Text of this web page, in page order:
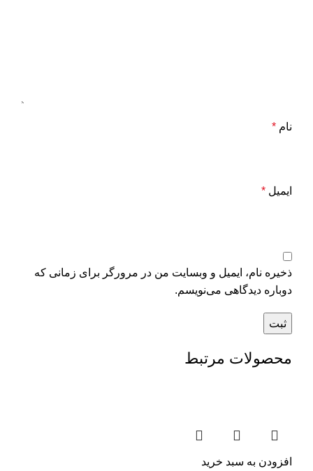
نام *
ایمیل *
ذخیره نام، ایمیل و وبسایت من در مرورگر برای زمانی که
دوباره دیدگاهی می‌نویسم.
محصولات مرتبط
افزودن به سبد خرید